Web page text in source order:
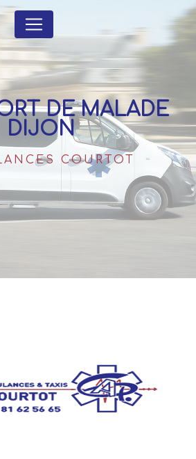
DIJON
COURTOT
cookies